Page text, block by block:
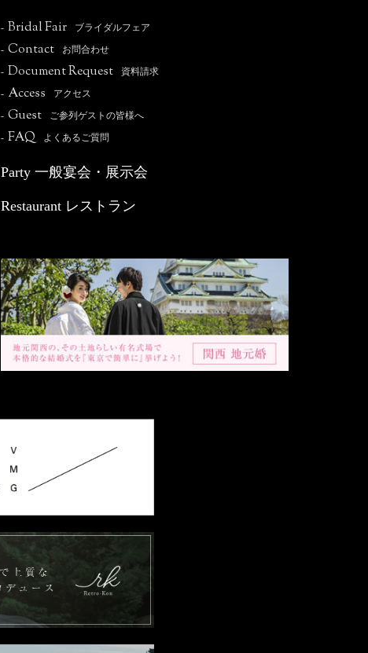
- Bridal Fair
ブライダルフェア
- Contact
お問合わせ
- Document Request
資料請求
- Access
アクセス
- Guest
ご参列ゲストの皆様へ
- FAQ よくあるご質問
Party 一般宴会・展示会
Restaurant レストラン